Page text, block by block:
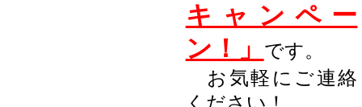
キャンペー
ン！」
です。
お気軽にご連絡